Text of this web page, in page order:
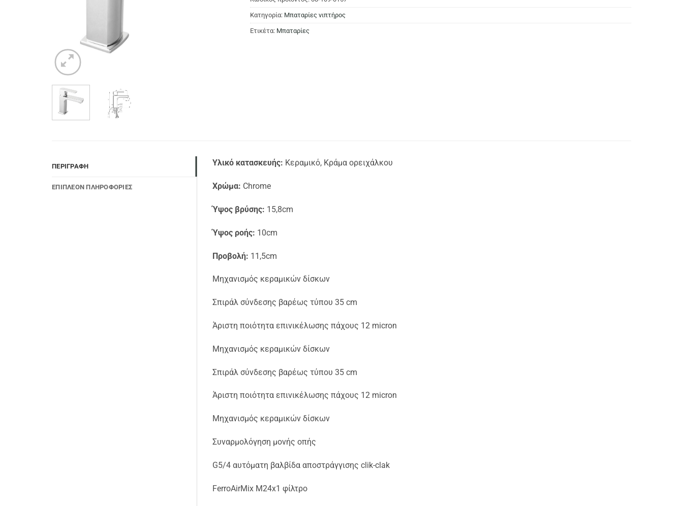
Κατηγορία: Μπαταρίες νιπτήρος
Ετικέτα: Μπαταρίες
ΠΕΡΙΓΡΑΦΉ
ΕΠΙΠΛΈΟΝ ΠΛΗΡΟΦΟΡΊΕΣ
Υλικό κατασκευής: Κεραμικό, Κράμα ορειχάλκου
Χρώμα: Chrome
Ύψος βρύσης: 15,8cm
Ύψος ροής: 10cm
Προβολή: 11,5cm
Μηχανισμός κεραμικών δίσκων
Σπιράλ σύνδεσης βαρέως τύπου 35 cm
Άριστη ποιότητα επινικέλωσης πάχους 12 micron
Μηχανισμός κεραμικών δίσκων
Σπιράλ σύνδεσης βαρέως τύπου 35 cm
Άριστη ποιότητα επινικέλωσης πάχους 12 micron
Μηχανισμός κεραμικών δίσκων
Συναρμολόγηση μονής οπής
G5/4 αυτόματη βαλβίδα αποστράγγισης clik-clak
FerroAirMix M24x1 φίλτρο